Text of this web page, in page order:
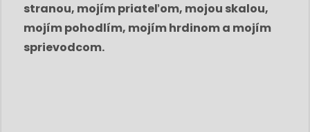
stranou, mojím priateľom, mojou skalou,
mojím pohodlím, mojím hrdinom a mojím
sprievodcom.